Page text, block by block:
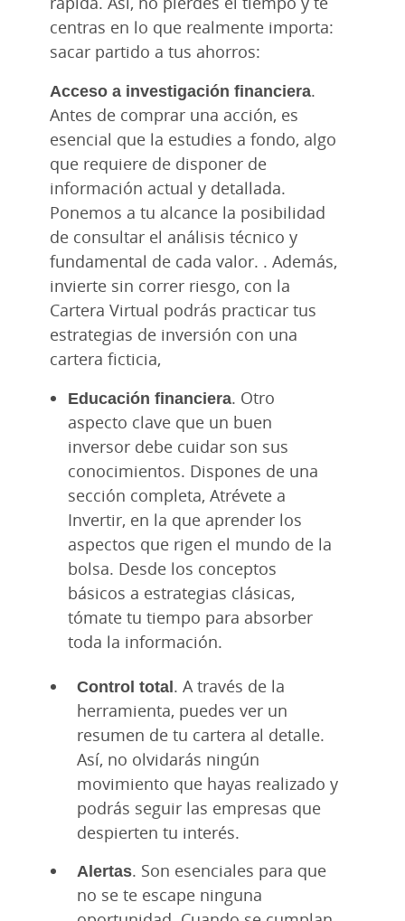
centras en lo que realmente importa:
sacar partido a tus ahorros:
Acceso a investigación financiera.
Antes de comprar una acción, es
esencial que la estudies a fondo, algo
que requiere de disponer de
información actual y detallada.
Ponemos a tu alcance la posibilidad
de consultar el análisis técnico y
fundamental de cada valor. . Además,
invierte sin correr riesgo, con la
Cartera Virtual podrás practicar tus
estrategias de inversión con una
cartera ficticia,
Educación financiera. Otro
aspecto clave que un buen
inversor debe cuidar son sus
conocimientos. Dispones de una
sección completa, Atrévete a
Invertir, en la que aprender los
aspectos que rigen el mundo de la
bolsa. Desde los conceptos
básicos a estrategias clásicas,
tómate tu tiempo para absorber
toda la información.
Control total. A través de la
herramienta, puedes ver un
resumen de tu cartera al detalle.
Así, no olvidarás ningún
movimiento que hayas realizado y
podrás seguir las empresas que
despierten tu interés.
Alertas. Son esenciales para que
no se te escape ninguna